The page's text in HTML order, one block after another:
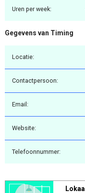
Uren per week:
Gegevens van Timing
Locatie:
Contactpersoon:
Email:
Website:
Telefoonnummer: